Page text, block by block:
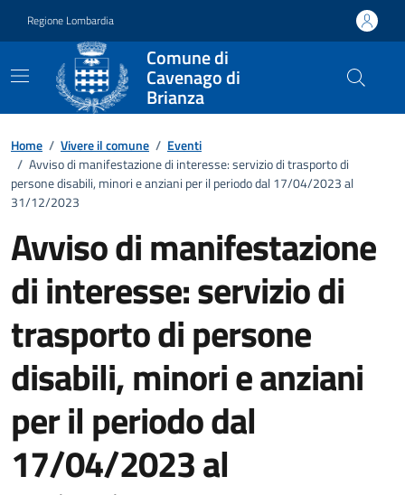
Regione Lombardia
Comune di
Cavenago di
Brianza
Home / Vivere il comune / Eventi
/ Avviso di manifestazione di interesse: servizio di trasporto di
persone disabili, minori e anziani per il periodo dal 17/04/2023 al
31/12/2023
Avviso di manifestazione
di interesse: servizio di
trasporto di persone
disabili, minori e anziani
per il periodo dal
17/04/2023 al